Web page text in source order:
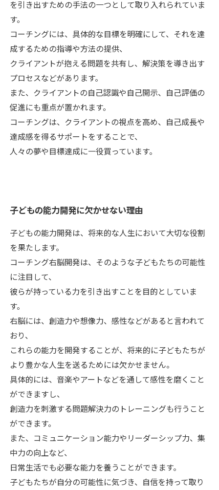
を引き出すための手法の一つとして取り入れられていま
す。
コーチングには、具体的な目標を明確にして、それを達
成するための指導や方法の提供、
クライアントが抱える問題を共有し、解決策を導き出す
プロセスなどがあります。
また、クライアントの自己認識や自己開示、自己評価の
促進にも重点が置かれます。
コーチングは、クライアントの視点を高め、自己成長や
達成感を得るサポートをすることで、
人々の夢や目標達成に一役買っています。
子どもの能力開発に欠かせない理由
子どもの能力開発は、将来的な人生において大切な役割
を果たします。
コーチング右脳開発は、そのような子どもたちの可能性
に注目して、
彼らが持っている力を引き出すことを目的としていま
す。
右脳には、創造力や想像力、感性などがあると言われて
おり、
これらの能力を開発することが、将来的に子どもたちが
より豊かな人生を送るためには欠かせません。
具体的には、音楽やアートなどを通して感性を磨くこと
ができますし、
創造力を刺激する問題解決力のトレーニングも行うこと
ができます。
また、コミュニケーション能力やリーダーシップ力、集
中力の向上など、
日常生活でも必要な能力を養うことができます。
子どもたちが自分の可能性に気づき、自信を持って取り